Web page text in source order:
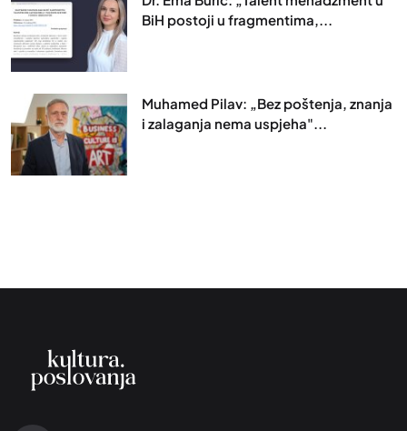
BiH postoji u fragmentima,...
Muhamed Pilav: „Bez poštenja, znanja
i zalaganja nema uspjeha"...